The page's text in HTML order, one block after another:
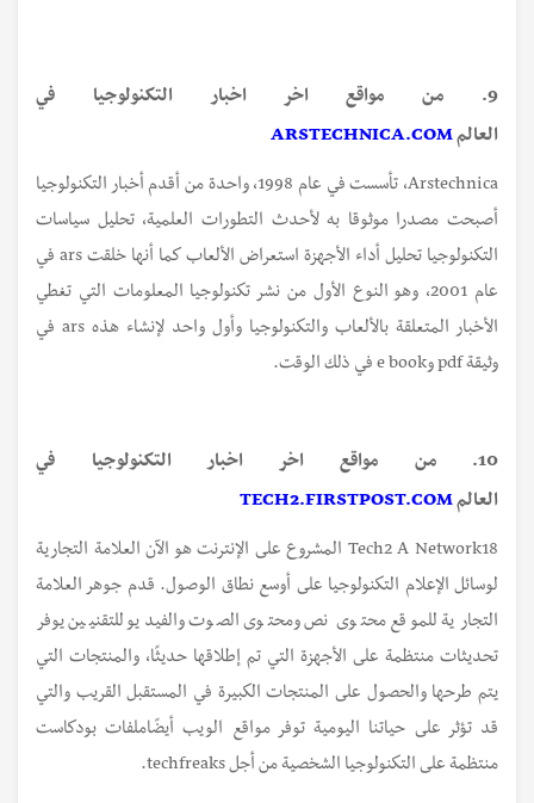
9. من مواقع اخر اخبار التكنولوجيا في
العالمARSTECHNICA.COM
Arstechnica، تأسست في عام 1998، واحدة من أقدم أخبار التكنولوجيا
أصبحت مصدرا موثوقا به لأحدث التطورات العلمية، تحليل سياسات
التكنولوجيا تحليل أداء الأجهزة استعراض الألعاب كما أنها خلقت ars في
عام 2001، وهو النوع الأول من نشر تكنولوجيا المعلومات التي تغطي
الأخبار المتعلقة بالألعاب والتكنولوجيا وأول واحد لإنشاء هذه ars في
وثيقة pdf وe book في ذلك الوقت.
10.
من مواقع اخر اخبار التكنولوجيا في
العالمTECH2.FIRSTPOST.COM
Tech2 A Network18 المشروع على الإنترنت هو الآن العلامة التجارية
لوسائل الإعلام التكنولوجيا على أوسع نطاق الوصول. قدم جوهر العلامة
التجارية للموقع محتوى نص ومحتوى الصوت والفيديو للتقنيين يوفر
تحديثات منتظمة على الأجهزة التي تم إطلاقها حديثًا، والمنتجات التي
يتم طرحها والحصول على المنتجات الكبيرة في المستقبل القريب والتي
قد تؤثر على حياتنا اليومية توفر مواقع الويب أيضًاملفات بودكاست
منتظمة على التكنولوجيا الشخصية من أجل techfreaks.